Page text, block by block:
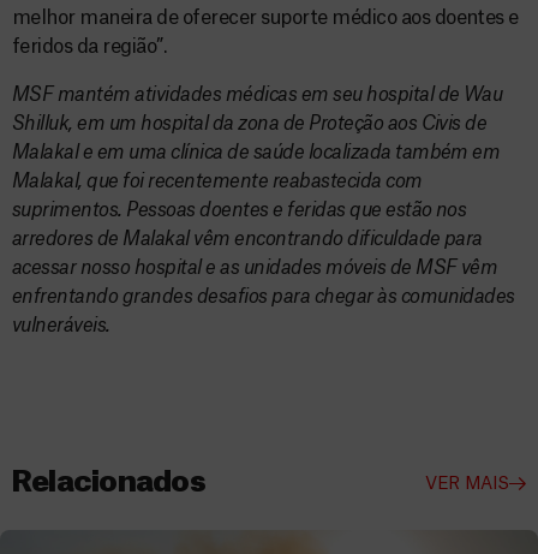
melhor maneira de oferecer suporte médico aos doentes e
feridos da região”.
MSF mantém atividades médicas em seu hospital de Wau
Shilluk, em um hospital da zona de Proteção aos Civis de
Malakal e em uma clínica de saúde localizada também em
Malakal, que foi recentemente reabastecida com
suprimentos. Pessoas doentes e feridas que estão nos
arredores de Malakal vêm encontrando dificuldade para
acessar nosso hospital e as unidades móveis de MSF vêm
enfrentando grandes desafios para chegar às comunidades
vulneráveis.
Relacionados VER MAIS